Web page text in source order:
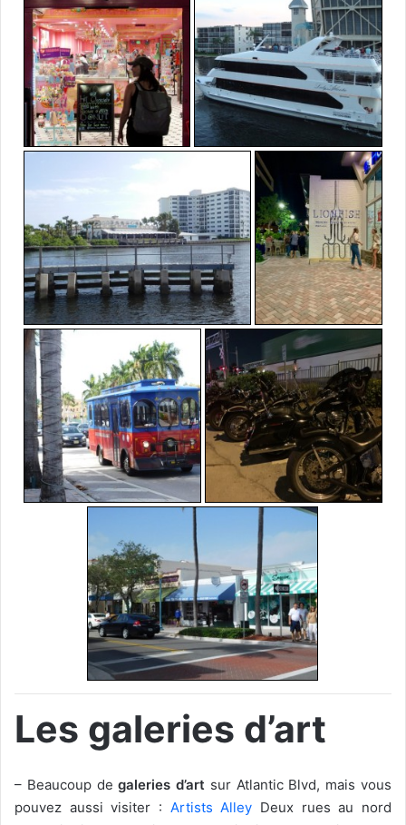
Les galeries d’art
– Beaucoup degaleries d’art sur Atlantic Blvd, mais vous
pouvez aussi visiter : Artists Alley Deux rues au nord